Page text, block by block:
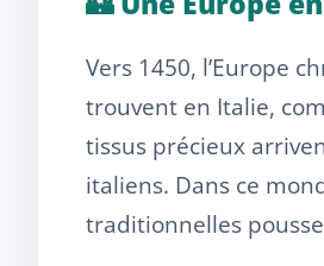
Vers 1450, l’Europe
trouvent en Italie,
tissus précieux
italiens. Dans ce
traditionnelles